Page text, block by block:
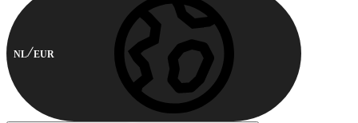
NL EUR